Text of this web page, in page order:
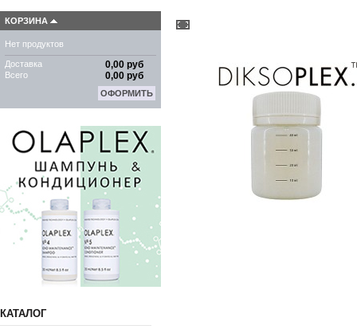
КОРЗИНА
Нет продуктов
Доставка 0,00 руб
Всего 0,00 руб
ОФОРМИТЬ
КАТАЛОГ